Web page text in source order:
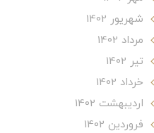
شهریور 1402
مرداد 1402
تير 1402
خرداد 1402
ارديبهشت 1402
فروردین 1402